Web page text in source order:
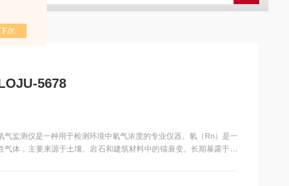
5678
气监测仪是一种用于检测环境中氡气浓度的专业仪器。氡（Rn）是一
气体，主要来源于土壤、岩石和建筑材料中的镭衰变。长期暴露于高